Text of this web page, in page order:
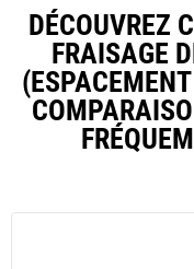
DÉCOUVREZ
FRAISAGE